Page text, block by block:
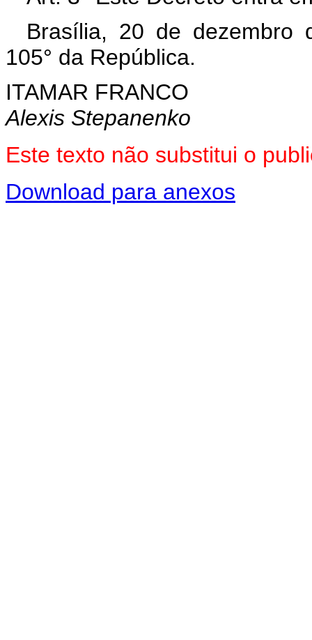
Brasília, 20 de dezembro
105° da República.
ITAMAR FRANCO
Alexis Stepanenko
Este texto não substitui o
Download para anexos